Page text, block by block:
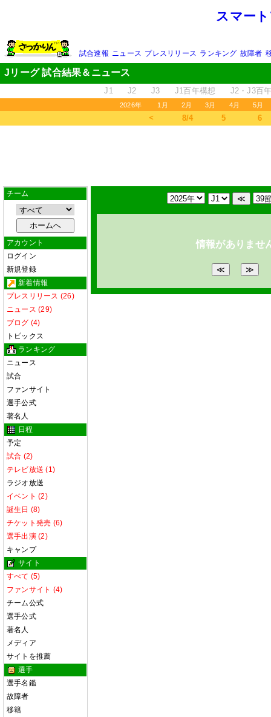
スマー
試合速報 ニュース プレスリリース ランキング 故障者
Jリーグ 試合結果＆ニュース
J1 J2 J3 J1百年構想 J2・J3百
2026年 1月 2月 3月 4月 5月
＜ 8/4 5 6
チーム
アカウント
ログイン
新規登録
新着情報
プレスリリース (26)
ニュース (29)
ブログ (4)
トピックス
ランキング
ニュース
試合
ファンサイト
選手公式
著名人
日程
予定
試合 (2)
テレビ放送 (1)
ラジオ放送
イベント (2)
誕生日 (8)
チケット発売 (6)
選手出演 (2)
キャンプ
サイト
すべて (5)
ファンサイト (4)
チーム公式
選手公式
著名人
メディア
サイトを推薦
選手
選手名鑑
故障者
移籍
情報がありませ